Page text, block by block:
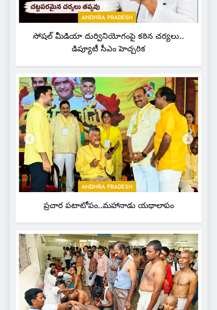
ANDHRA PRADESH
సోషల్ మీడియా దుర్వినియోగంపై కఠిన చర్యలు..
డిప్యూటీ సీఎం హెచ్చరిక
ANDHRA PRADESH
ప్రచార పటాటోపం..మహానాడు యథాలాపం